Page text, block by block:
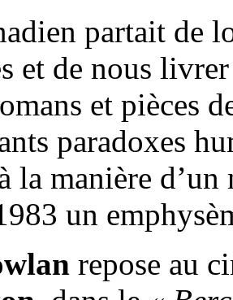
partait de
et de nous
et pièces
paradoxes
la manière
un
repose au